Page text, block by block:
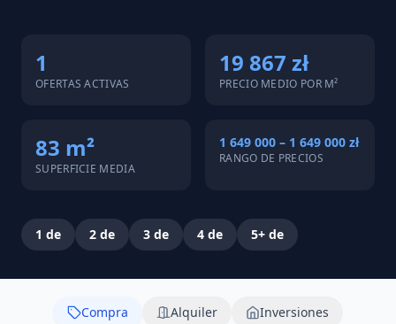
1
OFERTAS ACTIVAS
19 867 zł
PRECIO MEDIO POR M²
83 m²
SUPERFICIE MEDIA
1 649 000 – 1 649 000 zł
RANGO DE PRECIOS
1 de 2 de 3 de 4 de 5+ de
Compra Alquiler
Inversiones